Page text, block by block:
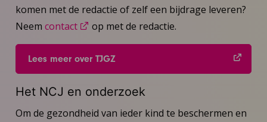
komen met de redactie of zelf een bijdrage leveren?
Neem contact op met de redactie.
Lees meer over TJGZ
Het NCJ en onderzoek
Om de gezondheid van ieder kind te beschermen en